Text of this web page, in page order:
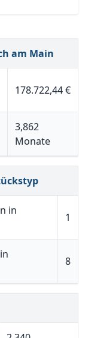
am Main
178.722,44 €
3,862
Monate
in
1
8